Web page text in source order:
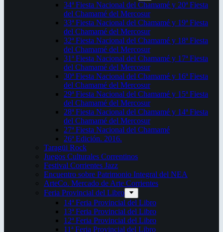
34ª Fiesta Nacional del Chamamé y 20ª Fiesta
del Chamamé del Mercosur
33ª Fiesta Nacional del Chamamé y 19ª Fiesta
del Chamamé del Mercosur
32ª Fiesta Nacional del Chamamé y 18ª Fiesta
del Chamamé del Mercosur
31ª Fiesta Nacional del Chamamé y 17ª Fiesta
del Chamamé del Mercosur
30ª Fiesta Nacional del Chamamé y 16ª Fiesta
del Chamamé del Mercosur
29ª Fiesta Nacional del Chamamé y 15ª Fiesta
del Chamamé del Mercosur
28ª Fiesta Nacional del Chamamé y 14ª Fiesta
del Chamamé del Mercosur
27ª Fiesta Nacional del Chamamé
26ª Edición. 2016.
Taragüi Rock
Juegos Culturales Correntinos
Festival Corrientes Jazz
Encuentro sobre Patrimonio Integral del NEA
ArteCo. Mercado de Arte Corrientes
Feria Provincial del Libro
14ª Feria Provincial del Libro
13ª Feria Provincial del Libro
12ª Feria Provincial del Libro
11ª Feria Provincial del Libro